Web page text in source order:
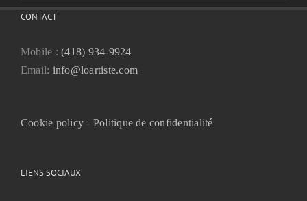
CONTACT
Mobile :(418) 934-9924
Email: info@loartiste.com
Cookie policy - Politique de confidentialité
LIENS SOCIAUX